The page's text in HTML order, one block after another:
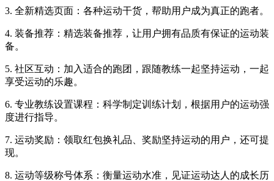
3. 全新精选页面：各种运动干货，帮助用户成为真正的跑者。
4. 装备推荐：精选装备推荐，让用户拥有品质有保证的运动装
备。
5. 社区互动：加入适合的跑团，跟随教练一起坚持运动，一起
享受运动的乐趣。
6. 专业教练设置课程：科学制定训练计划，根据用户的运动强
度进行指导。
7. 运动奖励：领取红包换礼品、奖励坚持运动的用户，还可提
现。
8. 运动等级称号体系：衡量运动水准，见证运动达人的成长历